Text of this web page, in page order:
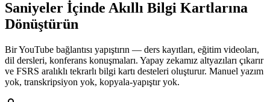
Saniyeler İçinde Akıllı Bilgi Kartlarına
Dönüştürün
Bir YouTube bağlantısı yapıştırın — ders kayıtları, eğitim videoları,
dil dersleri, konferans konuşmaları. Yapay zekamız altyazıları çıkarır
ve FSRS aralıklı tekrarlı bilgi kartı desteleri oluşturur. Manuel yazım
yok, transkripsiyon yok, kopyala-yapıştır yok.